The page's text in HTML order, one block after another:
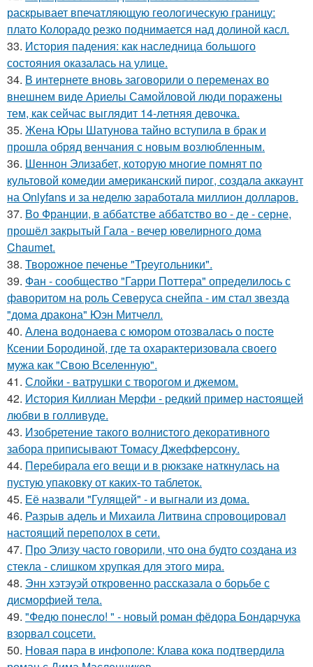
раскрывает впечатляющую геологическую границу:
плато Колорадо резко поднимается над долиной касл.
33. История падения: как наследница большого
состояния оказалась на улице.
34. В интернете вновь заговорили о переменах во
внешнем виде Ариелы Самойловой люди поражены
тем, как сейчас выглядит 14-летняя девочка.
35. Жена Юры Шатунова тайно вступила в брак и
прошла обряд венчания с новым возлюбленным.
36. Шеннон Элизабет, которую многие помнят по
культовой комедии американский пирог, создала аккаунт
на Onlyfans и за неделю заработала миллион долларов.
37. Во Франции, в аббатстве аббатство во - де - серне,
прошёл закрытый Гала - вечер ювелирного дома
Chaumet.
38. Творожное печенье "Треугольники".
39. Фан - сообщество "Гарри Поттера" определилось с
фаворитом на роль Северуса снейпа - им стал звезда
"дома дракона" Юэн Митчелл.
40. Алена водонаева с юмором отозвалась о посте
Ксении Бородиной, где та охарактеризовала своего
мужа как "Свою Вселенную".
41. Слойки - ватрушки с творогом и джемом.
42. История Киллиан Мерфи - редкий пример настоящей
любви в голливуде.
43. Изобретение такого волнистого декоративного
забора приписывают Томасу Джефферсону.
44. Перебирала его вещи и в рюкзаке наткнулась на
пустую упаковку от каких-то таблеток.
45. Её назвали "Гулящей" - и выгнали из дома.
46. Разрыв адель и Михаила Литвина спровоцировал
настоящий переполох в сети.
47. Про Элизу часто говорили, что она будто создана из
стекла - слишком хрупкая для этого мира.
48. Энн хэтэуэй откровенно рассказала о борьбе с
дисморфией тела.
49. "Федю понесло! " - новый роман фёдора Бондарчука
взорвал соцсети.
50. Новая пара в инфополе: Клава кока подтвердила